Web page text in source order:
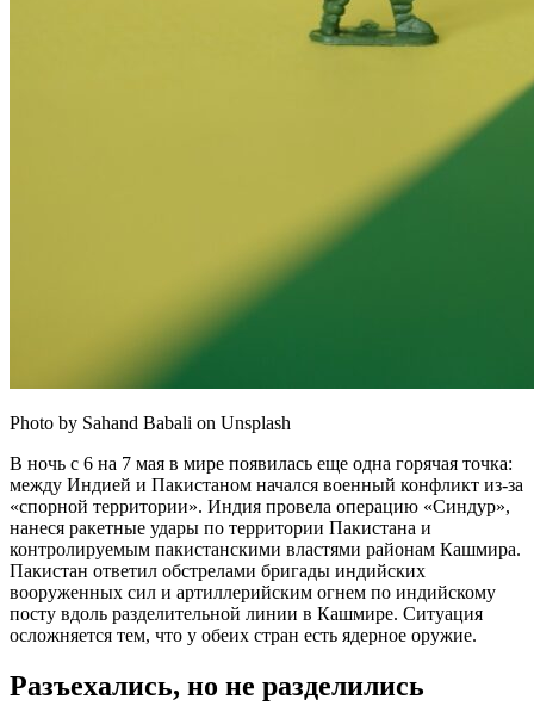
Photo by Sahand Babali on Unsplash
В ночь с 6 на 7 мая в мире появилась еще одна горячая точка:
между Индией и Пакистаном начался военный конфликт из-за
«спорной территории». Индия провела операцию «Синдур»,
нанеся ракетные удары по территории Пакистана и
контролируемым пакистанскими властями районам Кашмира.
Пакистан ответил обстрелами бригады индийских
вооруженных сил и артиллерийским огнем по индийскому
посту вдоль разделительной линии в Кашмире. Ситуация
осложняется тем, что у обеих стран есть ядерное оружие.
Разъехались, но не разделились